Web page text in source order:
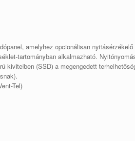
amelyhez opcionálisan
tartományban alkalmazható.
kivitelben (SSD) a megengedett
Tel)